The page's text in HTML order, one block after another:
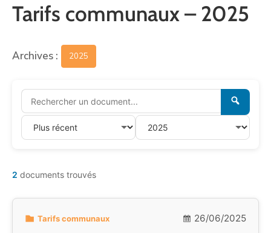
Tarifs communaux – 2025
Archives : 2025
2 documents trouvés
Tarifs communaux 26/06/2025